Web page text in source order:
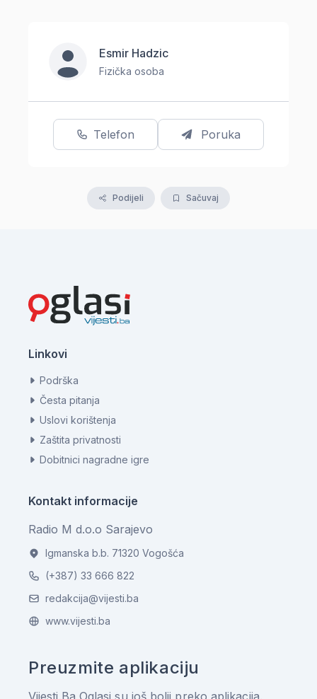
Esmir Hadzic
Fizička osoba
Telefon Poruka
Podijeli Sačuvaj
Linkovi
Podrška
Česta pitanja
Uslovi korištenja
Zaštita privatnosti
Dobitnici nagradne igre
Kontakt informacije
Radio M d.o.o Sarajevo
Igmanska b.b. 71320 Vogošća
(+387) 33 666 822
redakcija@vijesti.ba
www.vijesti.ba
Preuzmite aplikaciju